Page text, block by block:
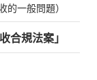
的一般問題）
合規法案」